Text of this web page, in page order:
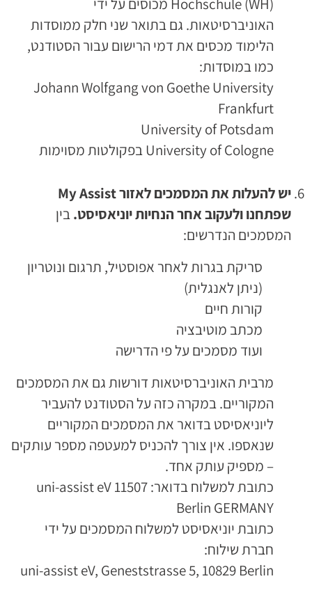
Hochschule (WH) מכוסים על ידי
האוניברסיטאות. גם בתואר שני חלק ממוסדות
הלימוד מכסים את דמי הרישום עבור הסטודנט,
כמו במוסדות:
Johann Wolfgang von Goethe University
Frankfurt
University of Potsdam
University of Cologne בפקולטות מסוימות
יש להעלות את המסמכים לאזורMy Assist
שפתחנו ולעקוב אחר הנחיות יוניאסיסט.בין
המסמכים הנדרשים:
סריקת בגרות לאחר אפוסטיל, תרגום ונוטריון
(ניתן לאנגלית)
קורות חיים
מכתב מוטיבציה
ועוד מסמכים על פי הדרישה
מרבית האוניברסיטאות דורשות גם את המסמכים
המקוריים. במקרה כזה על הסטודנט להעביר
ליוניאסיסט בדואר את המסמכים המקוריים
שנאספו. אין צורך להכניס למעטפה מספר עותקים
– מספיק עותק אחד.
כתובת למשלוח בדואר: uni-assist eV 11507
Berlin GERMANY
כתובת יוניאסיסט למשלוח המסמכים על ידי
חברת שילוח:
uni-assist eV, Geneststrasse 5, 10829 Berlin